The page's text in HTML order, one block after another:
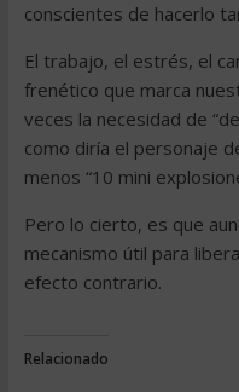
conscientes de hacerlo
El trabajo, el estrés, el
frenético que marca
veces la necesidad de
como diría el personaje
menos “10 mini
Pero lo cierto, es que
mecanismo útil para
efecto contrario.
Relacionado